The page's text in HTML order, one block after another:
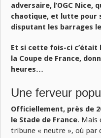
adversaire, l’OGC Nice,
chaotique, et lutte pour
disputant les barrages
Et si cette fois-ci c’était
la Coupe de France,
heures…
Une ferveur
Officiellement, près de
le Stade de France. Mais
tribune « neutre », où par